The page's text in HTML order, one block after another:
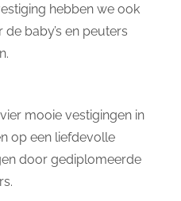
hebben we ook
baby’s en peuters
mooie vestigingen in
op een liefdevolle
door gediplomeerde